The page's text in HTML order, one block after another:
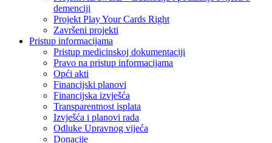
demenciji
Projekt Play Your Cards Right
Završeni projekti
Pristup informacijama
Pristup medicinskoj dokumentaciji
Pravo na pristup informacijama
Opći akti
Financijski planovi
Financijska izvješća
Transparentnost isplata
Izvješća i planovi rada
Odluke Upravnog vijeća
Donacije